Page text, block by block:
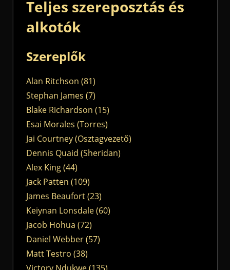
Teljes szereposztás és
alkotók
Szereplők
Alan Ritchson (81)
Stephan James (7)
Blake Richardson (15)
Esai Morales (Torres)
Jai Courtney (Osztagvezető)
Dennis Quaid (Sheridan)
Alex King (44)
Jack Patten (109)
James Beaufort (23)
Keiynan Lonsdale (60)
Jacob Hohua (72)
Daniel Webber (57)
Matt Testro (38)
Victory Ndukwe (135)